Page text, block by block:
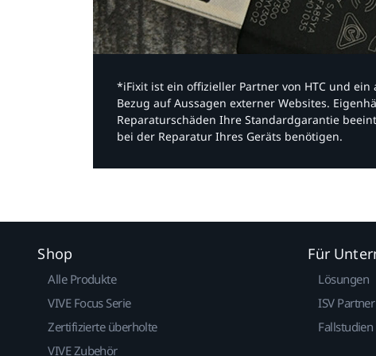
*iFixit ist ein offizieller Partner von HTC und
Bezug auf Aussagen externer Websites.
Reparaturschäden Ihre Standardgarantie
bei der Reparatur Ihres Geräts benötigen.​
Shop
Alle Produkte
VIVE Focus Serie
Zertifizierte überholte
VIVE Zubehör
Für
Lösungen
ISV Partner
Fallstudien